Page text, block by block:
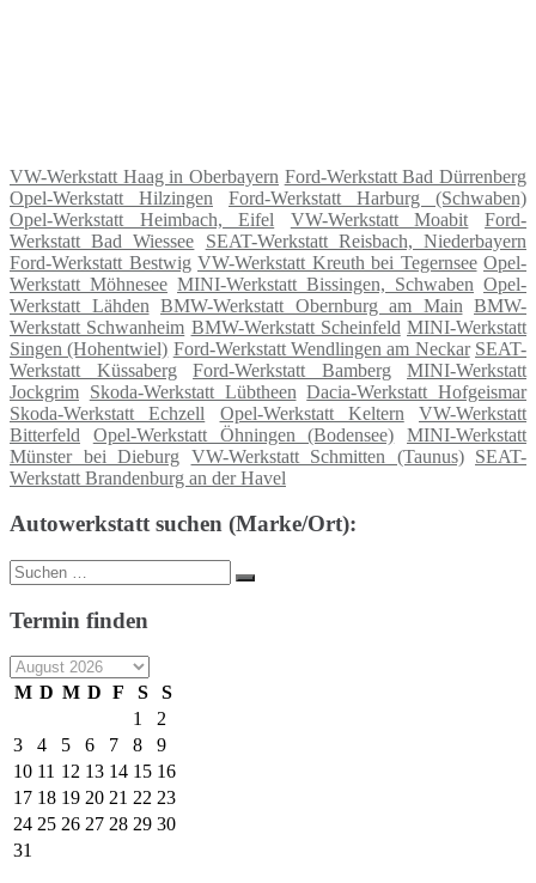
VW-Werkstatt Haag in Oberbayern Ford-Werkstatt Bad Dürrenberg
Opel-Werkstatt Hilzingen
Ford-Werkstatt Harburg (Schwaben)
Opel-Werkstatt Heimbach, Eifel
VW-Werkstatt Moabit
Ford-
Werkstatt Bad Wiessee
SEAT-Werkstatt Reisbach, Niederbayern
Ford-Werkstatt Bestwig VW-Werkstatt Kreuth bei Tegernsee Opel-
Werkstatt Möhnesee MINI-Werkstatt Bissingen, Schwaben Opel-
Werkstatt Lähden BMW-Werkstatt Obernburg am Main BMW-
Werkstatt Schwanheim BMW-Werkstatt Scheinfeld MINI-Werkstatt
Singen (Hohentwiel) Ford-Werkstatt Wendlingen am Neckar SEAT-
Werkstatt Küssaberg
Ford-Werkstatt Bamberg
MINI-Werkstatt
Jockgrim Skoda-Werkstatt Lübtheen Dacia-Werkstatt Hofgeismar
Skoda-Werkstatt Echzell
Opel-Werkstatt Keltern
VW-Werkstatt
Bitterfeld
Opel-Werkstatt Öhningen (Bodensee)
MINI-Werkstatt
Münster bei Dieburg
VW-Werkstatt Schmitten (Taunus)
SEAT-
Werkstatt Brandenburg an der Havel
Autowerkstatt suchen (Marke/Ort):
Suche
nach:
Suchen
Termin finden
M D M D F S
S
1
2
3
4 5 6 7 8
9
10 11 12 13 14 15 16
17 18 19 20 21 22 23
24 25 26 27 28 29 30
31